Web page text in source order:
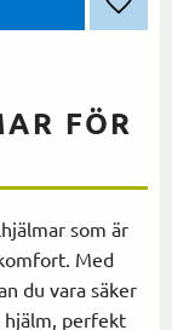
Lägg
FÖR
som är
Med
du vara säker
hjälm, perfekt